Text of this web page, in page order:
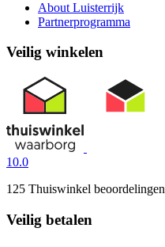
About Luisterrijk
Partnerprogramma
Veilig winkelen
10.0
125 Thuiswinkel beoordelingen
Veilig betalen